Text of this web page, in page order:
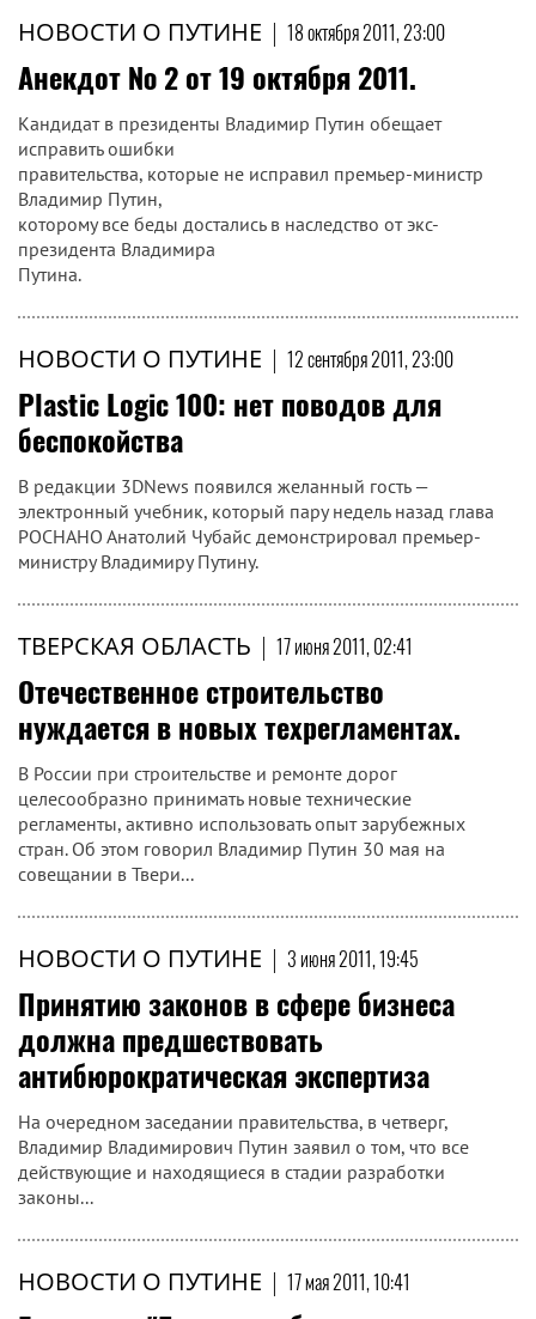
НОВОСТИ О ПУТИНЕ | 18 октября 2011, 23:00
Анекдот № 2 от 19 октября 2011.
Кандидат в президенты Владимир Путин обещает
исправить ошибки
правительства, которые не исправил премьер-министр
Владимир Путин,
которому все беды достались в наследство от экс-
президента Владимира
Путина.
НОВОСТИ О ПУТИНЕ | 12 сентября 2011, 23:00
Plastic Logic 100: нет поводов для
беспокойства
В редакции 3DNews появился желанный гость —
электронный учебник, который пару недель назад глава
РОСНАНО Анатолий Чубайс демонстрировал премьер-
министру Владимиру Путину.
ТВЕРСКАЯ ОБЛАСТЬ | 17 июня 2011, 02:41
Отечественное строительство
нуждается в новых техрегламентах.
В России при строительстве и ремонте дорог
целесообразно принимать новые технические
регламенты, активно использовать опыт зарубежных
стран. Об этом говорил Владимир Путин 30 мая на
совещании в Твери...
НОВОСТИ О ПУТИНЕ | 3 июня 2011, 19:45
Принятию законов в сфере бизнеса
должна предшествовать
антибюрократическая экспертиза
На очередном заседании правительства, в четверг,
Владимир Владимирович Путин заявил о том, что все
действующие и находящиеся в стадии разработки
законы...
НОВОСТИ О ПУТИНЕ | 17 мая 2011, 10:41